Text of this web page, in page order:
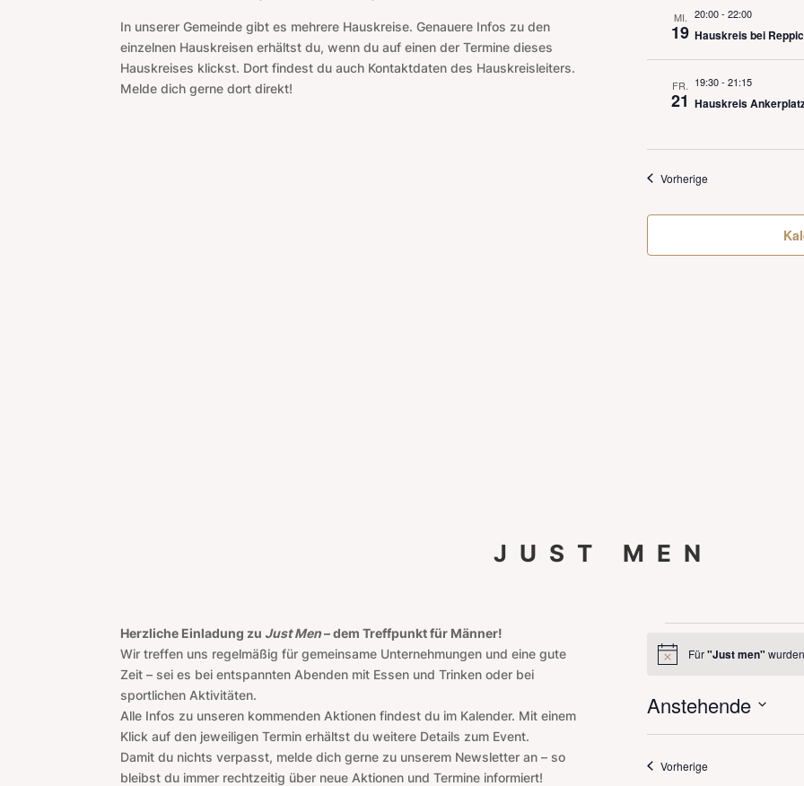
In unserer Gemeinde gibt es mehrere Hauskreise. Genauere Infos zu den
einzelnen Hauskreisen erhältst du, wenn du auf einen der Termine dieses
Hauskreises klickst. Dort findest du auch Kontaktdaten des Hauskreisleiters.
Melde dich gerne dort direkt!
MI.
19
20:00-22:00
Hauskreis bei
FR.
21
19:30-21:15
Hauskreis
Vorherige
JUST MEN
Herzliche Einladung zu Just Men– dem Treffpunkt für Männer!
Wir treffen uns regelmäßig für gemeinsame Unternehmungen und eine gute
Zeit – sei es bei entspannten Abenden mit Essen und Trinken oder bei
sportlichen Aktivitäten.
Alle Infos zu unseren kommenden Aktionen findest du im Kalender. Mit einem
Klick auf den jeweiligen Termin erhältst du weitere Details zum Event.
Damit du nichts verpasst, melde dich gerne zu unserem Newsletter an – so
bleibst du immer rechtzeitig über neue Aktionen und Termine informiert!
HinweisFür"Just men"
Anstehende
Vorherige